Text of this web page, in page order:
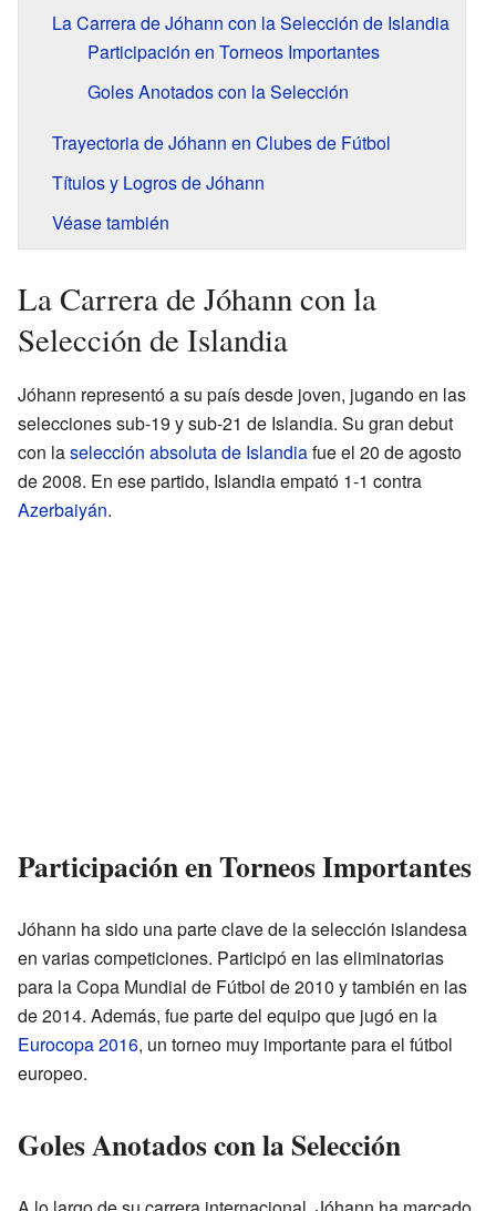
La Carrera de Jóhann con la Selección de Islandia
Participación en Torneos Importantes
Goles Anotados con la Selección
Trayectoria de Jóhann en Clubes de Fútbol
Títulos y Logros de Jóhann
Véase también
La Carrera de Jóhann con la
Selección de Islandia
Jóhann representó a su país desde joven, jugando en las
selecciones sub-19 y sub-21 de Islandia. Su gran debut
con laselección absoluta de Islandiafue el 20 de agosto
de 2008. En ese partido, Islandia empató 1-1 contra
Azerbaiyán.
Participación en Torneos Importantes
Jóhann ha sido una parte clave de la selección islandesa
en varias competiciones. Participó en las eliminatorias
para la Copa Mundial de Fútbol de 2010 y también en las
de 2014. Además, fue parte del equipo que jugó en la
Eurocopa 2016, un torneo muy importante para el fútbol
europeo.
Goles Anotados con la Selección